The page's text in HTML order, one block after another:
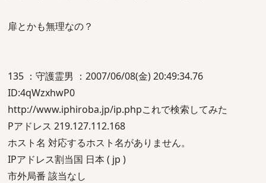
扉とかも無理なの？
135 ：守護霊男 ：2007/06/08(金) 20:49:34.76
ID:4qWzxhwP0
http://www.iphiroba.jp/ip.phpこれで検索してみた
Pアドレス 219.127.112.168
ホスト名 対応するホスト名がありません。
IPアドレス割当国 日本 ( jp )
市外局番 該当なし